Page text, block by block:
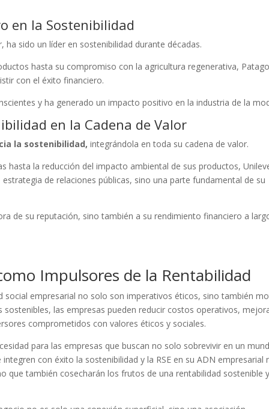
en la Sostenibilidad
sido un líder en sostenibilidad durante décadas.
hasta su compromiso con la agricultura regenerativa,
con el éxito financiero.
y ha generado un impacto positivo en la industria de la
en la Cadena de Valor
la sostenibilidad, integrándola en toda su cadena de valor.
hasta la reducción del impacto ambiental de sus productos,
de relaciones públicas, sino una parte fundamental de su
de su reputación, sino también a su rendimiento financiero a
Impulsores de la Rentabilidad
social empresarial no solo son imperativos éticos, sino también
las empresas pueden reducir costos operativos,
comprometidos con valores éticos y sociales.
para las empresas que buscan no solo sobrevivir en un
con éxito la sostenibilidad y la RSE en su ADN empresarial
que también cosecharán los frutos de una rentabilidad sostenible